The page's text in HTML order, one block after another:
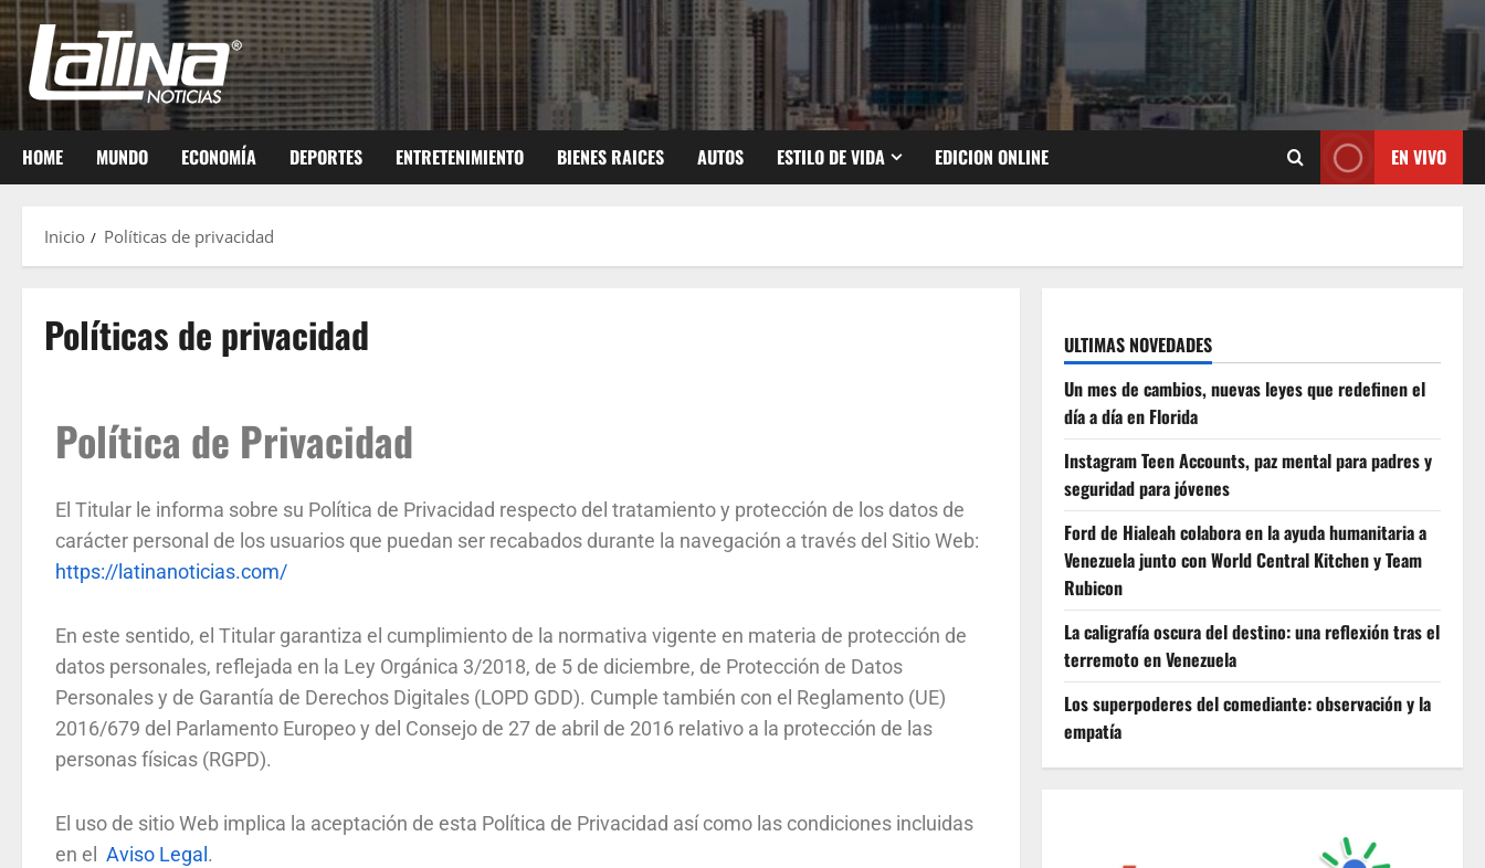
HOME MUNDO ECONOMÍA DEPORTES ENTRETENIMIENTO BIENES RAICES AUTOS ESTILO DE VIDA EDICION ONLINE EN VIVO
Inicio Políticas de privacidad
Políticas de privacidad
Política de Privacidad
El Titular le informa sobre su Política de Privacidad respecto del tratamiento y protección de los datos de
carácter personal de los usuarios que puedan ser recabados durante la navegación a través del Sitio Web:
https://latinanoticias.com/
En este sentido, el Titular garantiza el cumplimiento de la normativa vigente en materia de protección de
datos personales, reflejada en la Ley Orgánica 3/2018, de 5 de diciembre, de Protección de Datos
Personales y de Garantía de Derechos Digitales (LOPD GDD). Cumple también con el Reglamento (UE)
2016/679 del Parlamento Europeo y del Consejo de 27 de abril de 2016 relativo a la protección de las
personas físicas (RGPD).
El uso de sitio Web implica la aceptación de esta Política de Privacidad así como las condiciones incluidas
en el Aviso Legal .
ULTIMAS NOVEDADES
Un mes de cambios, nuevas leyes que redefinen el
día a día en Florida
Instagram Teen Accounts, paz mental para padres y
seguridad para jóvenes
Ford de Hialeah colabora en la ayuda humanitaria a
Venezuela junto con World Central Kitchen y Team
Rubicon
La caligrafía oscura del destino: una reflexión tras el
terremoto en Venezuela
Los superpoderes del comediante: observación y la
empatía